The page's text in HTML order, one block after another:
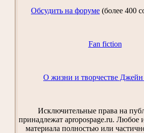
Обсудить на форуме (более 400
Fan fiction
О жизни и творчестве
Исключительные права на
принадлежат apropospage.ru. Любое
материала полностью или